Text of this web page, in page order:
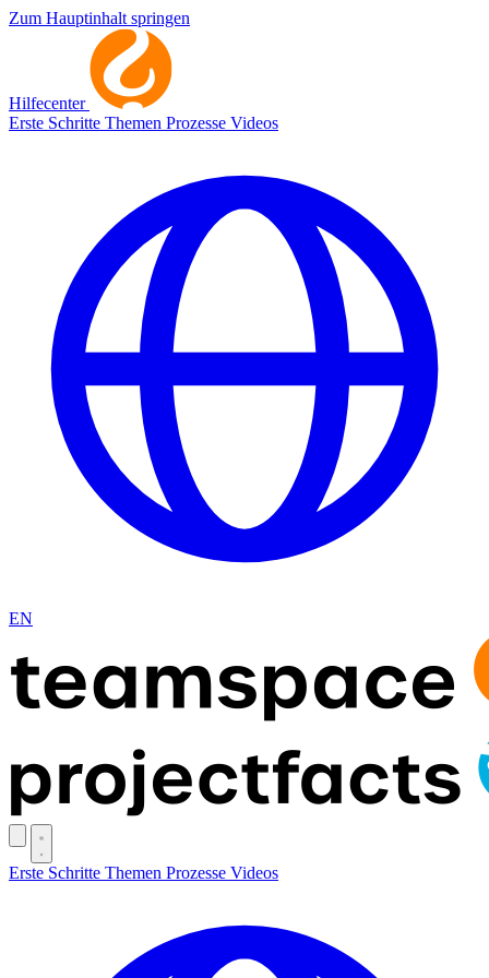
Zum Hauptinhalt springen
Hilfecenter
Erste Schritte Themen Prozesse Videos
EN
Erste Schritte Themen Prozesse Videos